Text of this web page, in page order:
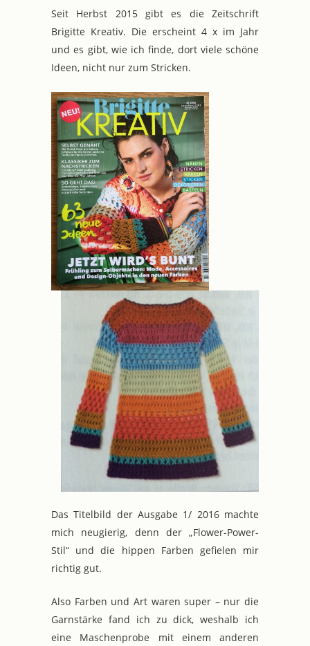
Seit Herbst 2015 gibt es die Zeitschrift
Brigitte Kreativ. Die erscheint 4 x im Jahr
und es gibt, wie ich finde, dort viele schöne
Ideen, nicht nur zum Stricken.
Das Titelbild der Ausgabe 1/ 2016 machte
mich neugierig, denn der „Flower-Power-
Stil“ und die hippen Farben gefielen mir
richtig gut.
Also Farben und Art waren super – nur die
Garnstärke fand ich zu dick, weshalb ich
eine Maschenprobe mit einem anderen